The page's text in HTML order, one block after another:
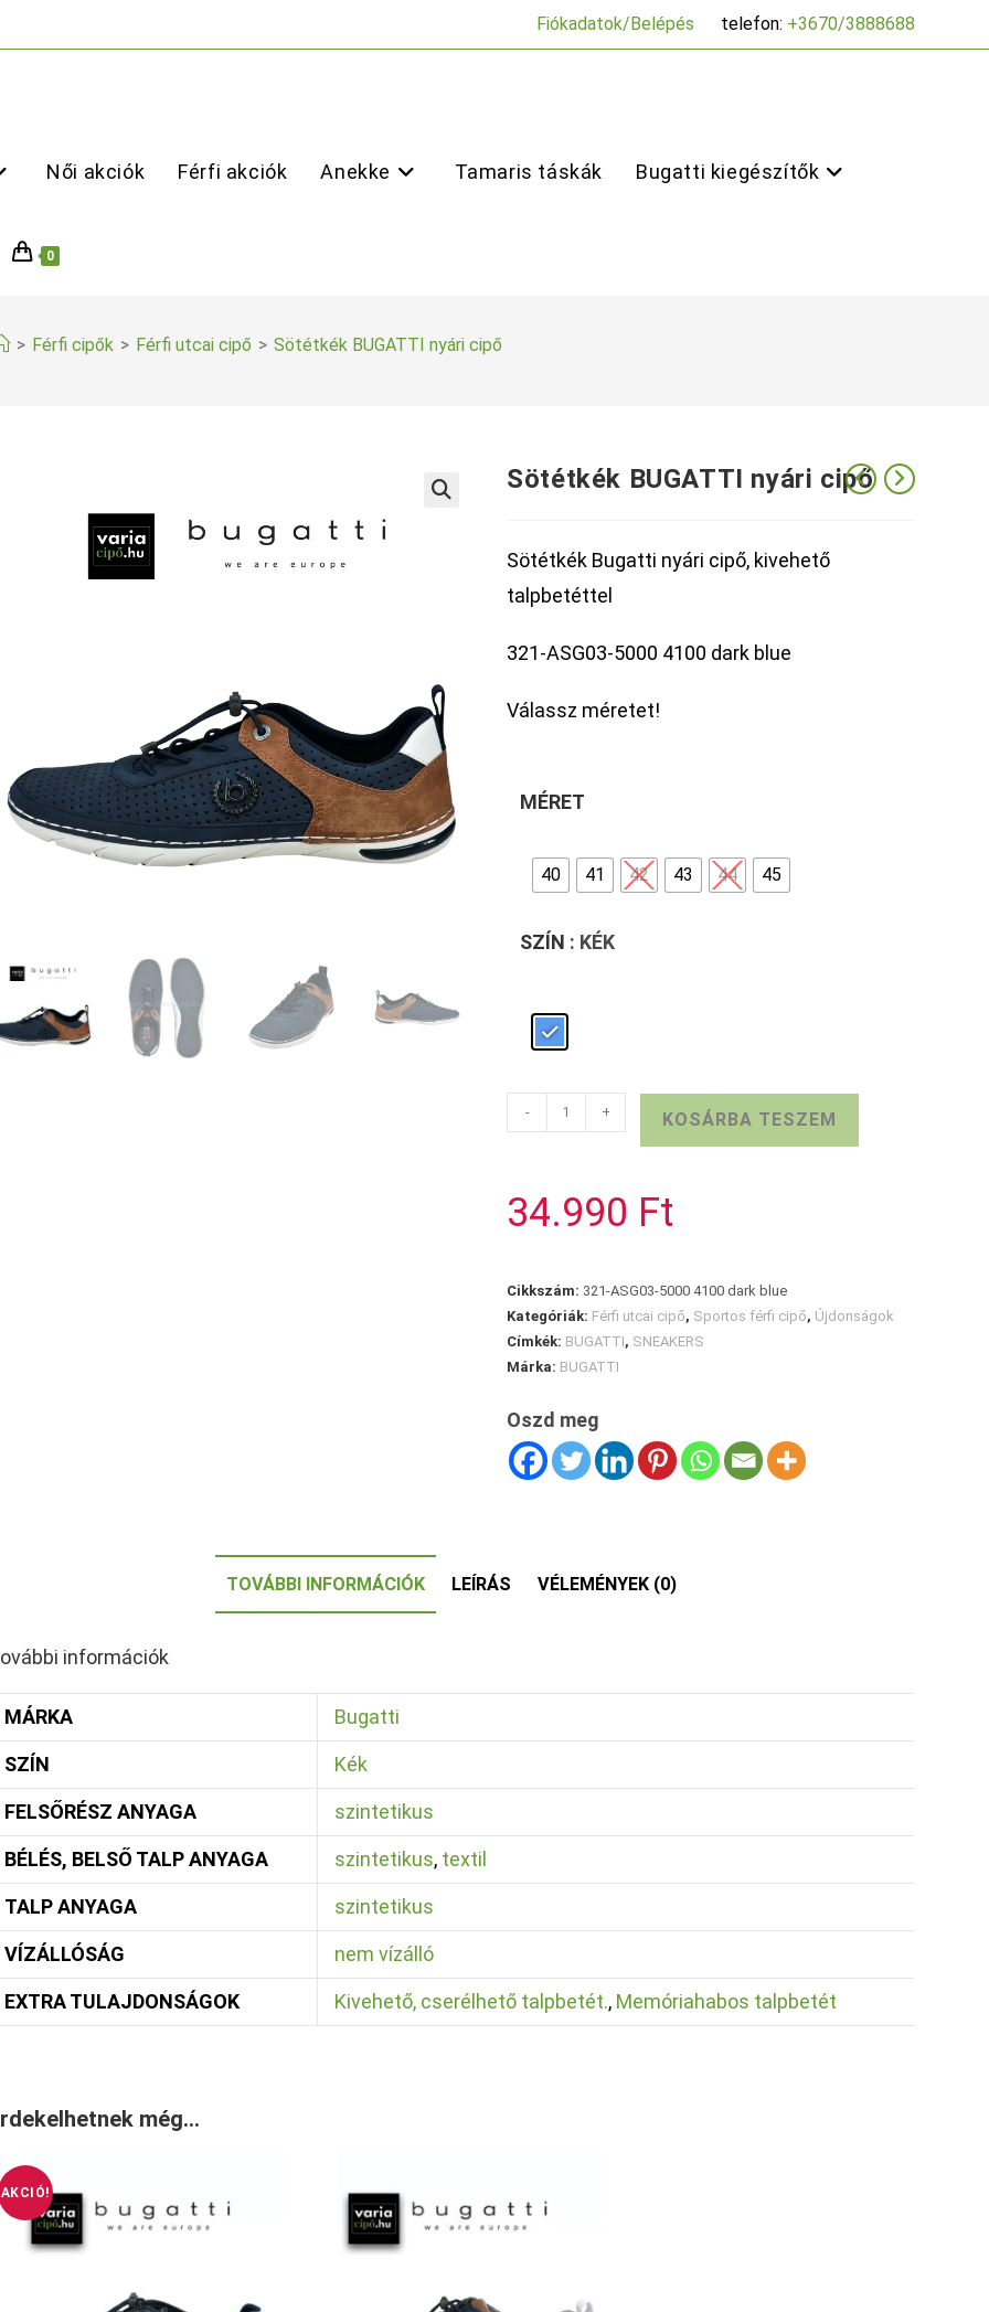
Fiókadatok/Belépés telefon: +3670/3888688
Női akciók Férfi akciók Anekke Tamaris táskák Bugatti kiegészítők
0
> Férfi cipők > Férfi utcai cipő > Sötétkék BUGATTI nyári cipő
Sötétkék BUGATTI nyári cipő
Sötétkék Bugatti nyári cipő, kivehető
talpbetéttel
321-ASG03-5000 4100 dark blue
Válassz méretet!
MÉRET
40 41 42 43 44 45
SZÍN : KÉK
Sötétkék
BUGATTI
mennyiség
- + KOSÁRBA TESZEM
34.990 Ft
Cikkszám: 321-ASG03-5000 4100 dark blue
Kategóriák: Férfi utcai cipő, Sportos férfi cipő, Újdonságok
Címkék: BUGATTI, SNEAKERS
Márka: BUGATTI
Oszd meg
TOVÁBBI INFORMÁCIÓK LEÍRÁS VÉLEMÉNYEK (0)
információk
MÁRKA Bugatti
SZÍN Kék
FELSŐRÉSZ ANYAGA szintetikus
BÉLÉS, BELSŐ TALP ANYAGA szintetikus, textil
TALP ANYAGA szintetikus
VÍZÁLLÓSÁG nem vízálló
EXTRA TULAJDONSÁGOK Kivehető, cserélhető talpbetét., Memóriahabos talpbetét
még…
AKCIÓ!